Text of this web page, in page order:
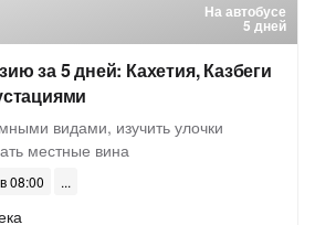
На автобусе
5 дней
за 5 дней: Кахетия, Казбеги
видами, изучить улочки
местные вина
08:00